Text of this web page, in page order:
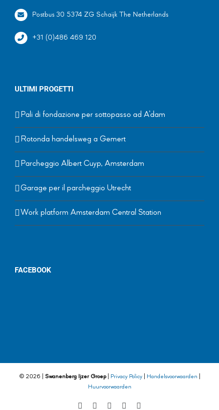
Postbus 30 5374 ZG Schaijk The Netherlands
+31 (0)486 469 120
ULTIMI PROGETTI
Pali di fondazione per sottopasso ad A’dam
Rotonda handelsweg a Gemert
Parcheggio Albert Cuyp, Amsterdam
Garage per il parcheggio Utrecht
Work platform Amsterdam Central Station
FACEBOOK
© 2026 | Swanenberg Ijzer Groep| Privacy Policy| Handelsvoorwaarden
Huurvoorwaarden
Facebook
TwitterInstagramLinkedIn